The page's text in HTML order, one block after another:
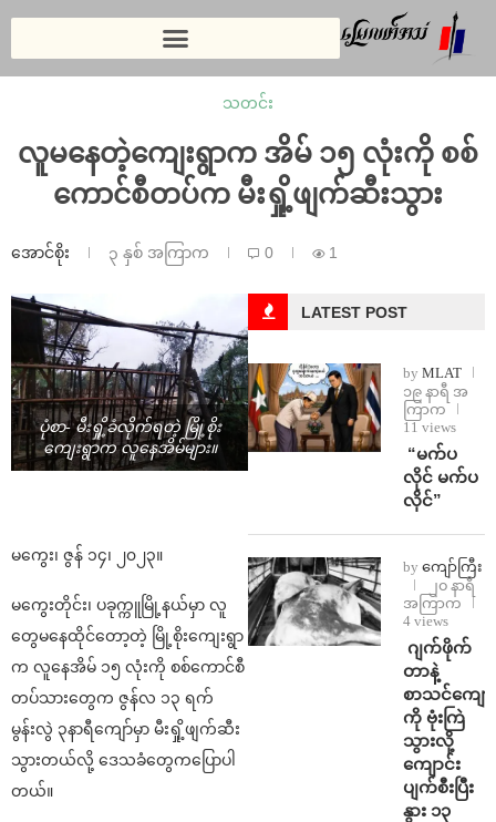
သတင်း
လူမနေတဲ့ကျေးရွာက အိမ် ၁၅ လုံးကို စစ်
ကောင်စီတပ်က မီးရှို့ဖျက်ဆီးသွား
အောင်စိုး ၃ နှစ် အကြာက 0 1
ပုံစာ- မီးရှို့ခံလိုက်ရတဲ့ မြို့စိုး
ကျေးရွာက လူနေအိမ်များ။
မကွေး၊ ဇွန် ၁၄၊ ၂၀၂၃။
မကွေးတိုင်း၊ ပခုက္ကူမြို့နယ်မှာ လူ
တွေမနေထိုင်တော့တဲ့ မြို့စိုးကျေးရွာ
က လူနေအိမ် ၁၅ လုံးကို စစ်ကောင်စီ
တပ်သားတွေက ဇွန်လ ၁၃ ရက်
မွန်းလွဲ ၃နာရီကျော်မှာ မီးရှို့ဖျက်ဆီး
သွားတယ်လို့ ဒေသခံတွေကပြောပါ
တယ်။
LATEST POST
by MLAT
၁၉ နာရီ အ
ကြာက
11 views
⁨ ⁨“မက်ပ
လိုင် မက်ပ
လိုင်”
by ကျော်ကြီး
၂၀ နာရီ
အကြာက
4 views
⁨⁩ ⁨ဂျက်ဖိုက်
တာနဲ့
စာသင်ကျော
ကို ဗုံးကြဲ
သွားလို့
ကျောင်း
ပျက်စီးပြီး
နွား ၁၃